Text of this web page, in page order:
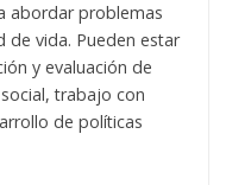
abordar problemas
de vida. Pueden estar
y evaluación de
trabajo con
de políticas